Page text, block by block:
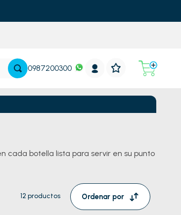
0987200300
cada botella lista para servir en su punto
12 productos Ordenar por